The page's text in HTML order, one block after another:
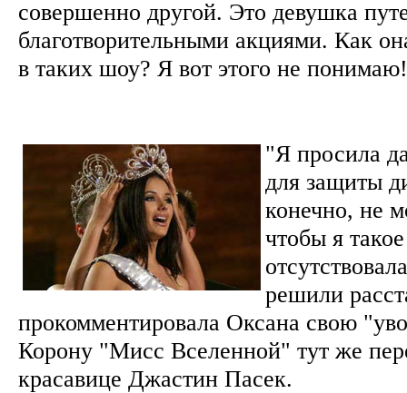
совершенно другой. Это девушка
благотворительными акциями. Как
в таких шоу? Я вот этого не
"Я просила
для защиты
конечно, не
чтобы я
решили
прокомментировала Оксана свою
Корону "Мисс Вселенной" тут же
красавице Джастин Пасек.